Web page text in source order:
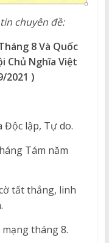
chuyên đề:
8 Và Quốc
Chủ Nghĩa Việt
2021 )
Độc lập, Tự do.
Tám năm
tất thắng, linh
tháng 8.